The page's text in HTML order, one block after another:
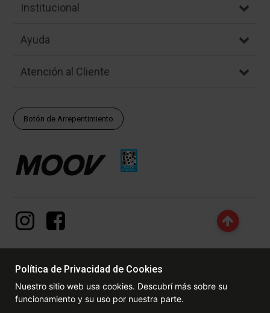
Institucional
Ayuda
Atención al Cliente
Botón de Arrepentimiento
DERECHOS RESERVADOS. Las fotos contenidas en este site, el
logotipo y las marcas son propiedad de www.dexter.com.ar y/o de
Política de Privacidad de Cookies
Nuestro sitio web usa cookies. Descubrí más sobre su
funcionamiento y su uso por nuestra parte.